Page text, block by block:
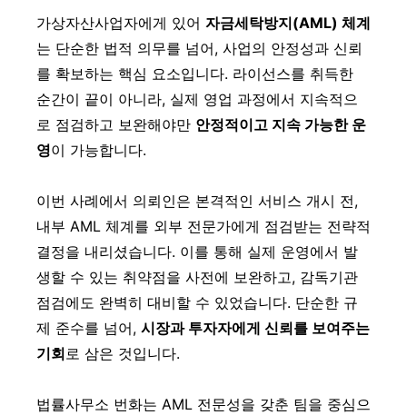
가상자산사업자에게 있어 자금세탁방지(AML) 체계
는 단순한 법적 의무를 넘어, 사업의 안정성과 신뢰
를 확보하는 핵심 요소입니다. 라이선스를 취득한
순간이 끝이 아니라, 실제 영업 과정에서 지속적으
로 점검하고 보완해야만 안정적이고 지속 가능한 운
영이 가능합니다.
이번 사례에서 의뢰인은 본격적인 서비스 개시 전,
내부 AML 체계를 외부 전문가에게 점검받는 전략적
결정을 내리셨습니다. 이를 통해 실제 운영에서 발
생할 수 있는 취약점을 사전에 보완하고, 감독기관
점검에도 완벽히 대비할 수 있었습니다. 단순한 규
제 준수를 넘어, 시장과 투자자에게 신뢰를 보여주는
기회로 삼은 것입니다.
법률사무소 번화는 AML 전문성을 갖춘 팀을 중심으